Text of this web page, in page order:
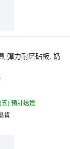
彈力耐磨砧板, 奶
五)預計送達
貨